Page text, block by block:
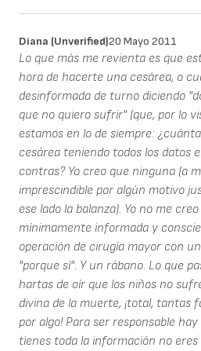
Diana (unverified)20 Mayo 2011
Lo que más me revienta es que
hora de hacerte una cesárea, o
desinformada de turno diciendo
que no quiero sufrir" (que, por lo
estamos en lo de siempre:
cesárea teniendo todos los datos
contras? Yo creo que ninguna (a
imprescindible por algún motivo
ese lado la balanza). Yo no me
mínimamente informada y
operación de cirugía mayor con
"porque sí". Y un rábano. Lo que
hartas de oír que los niños no
divina de la muerte, ¡total, tantas
por algo! Para ser responsable
tienes toda la información no